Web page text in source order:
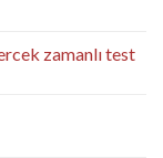
zamanlı test